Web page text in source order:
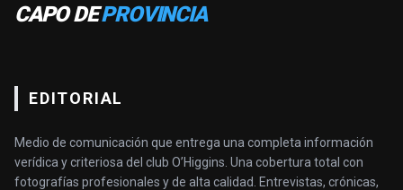
CAPO DEPROVINCIA
EDITORIAL
Medio de comunicación que entrega una completa información
verídica y criteriosa del club O’Higgins. Una cobertura total con
fotografías profesionales y de alta calidad. Entrevistas, crónicas,